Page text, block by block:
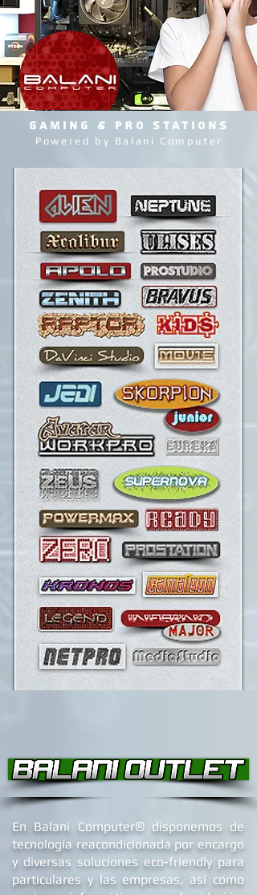
GAMING & PRO STATIONS
Powered by Balani Computer
En Balani Computer®disponemos de
tecnología reacondicionada por encargo
y diversas soluciones eco-friendly para
particulares y las empresas, así como